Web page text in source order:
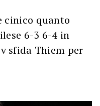
cinico quanto
6-3 6-4 in
sfida Thiem per